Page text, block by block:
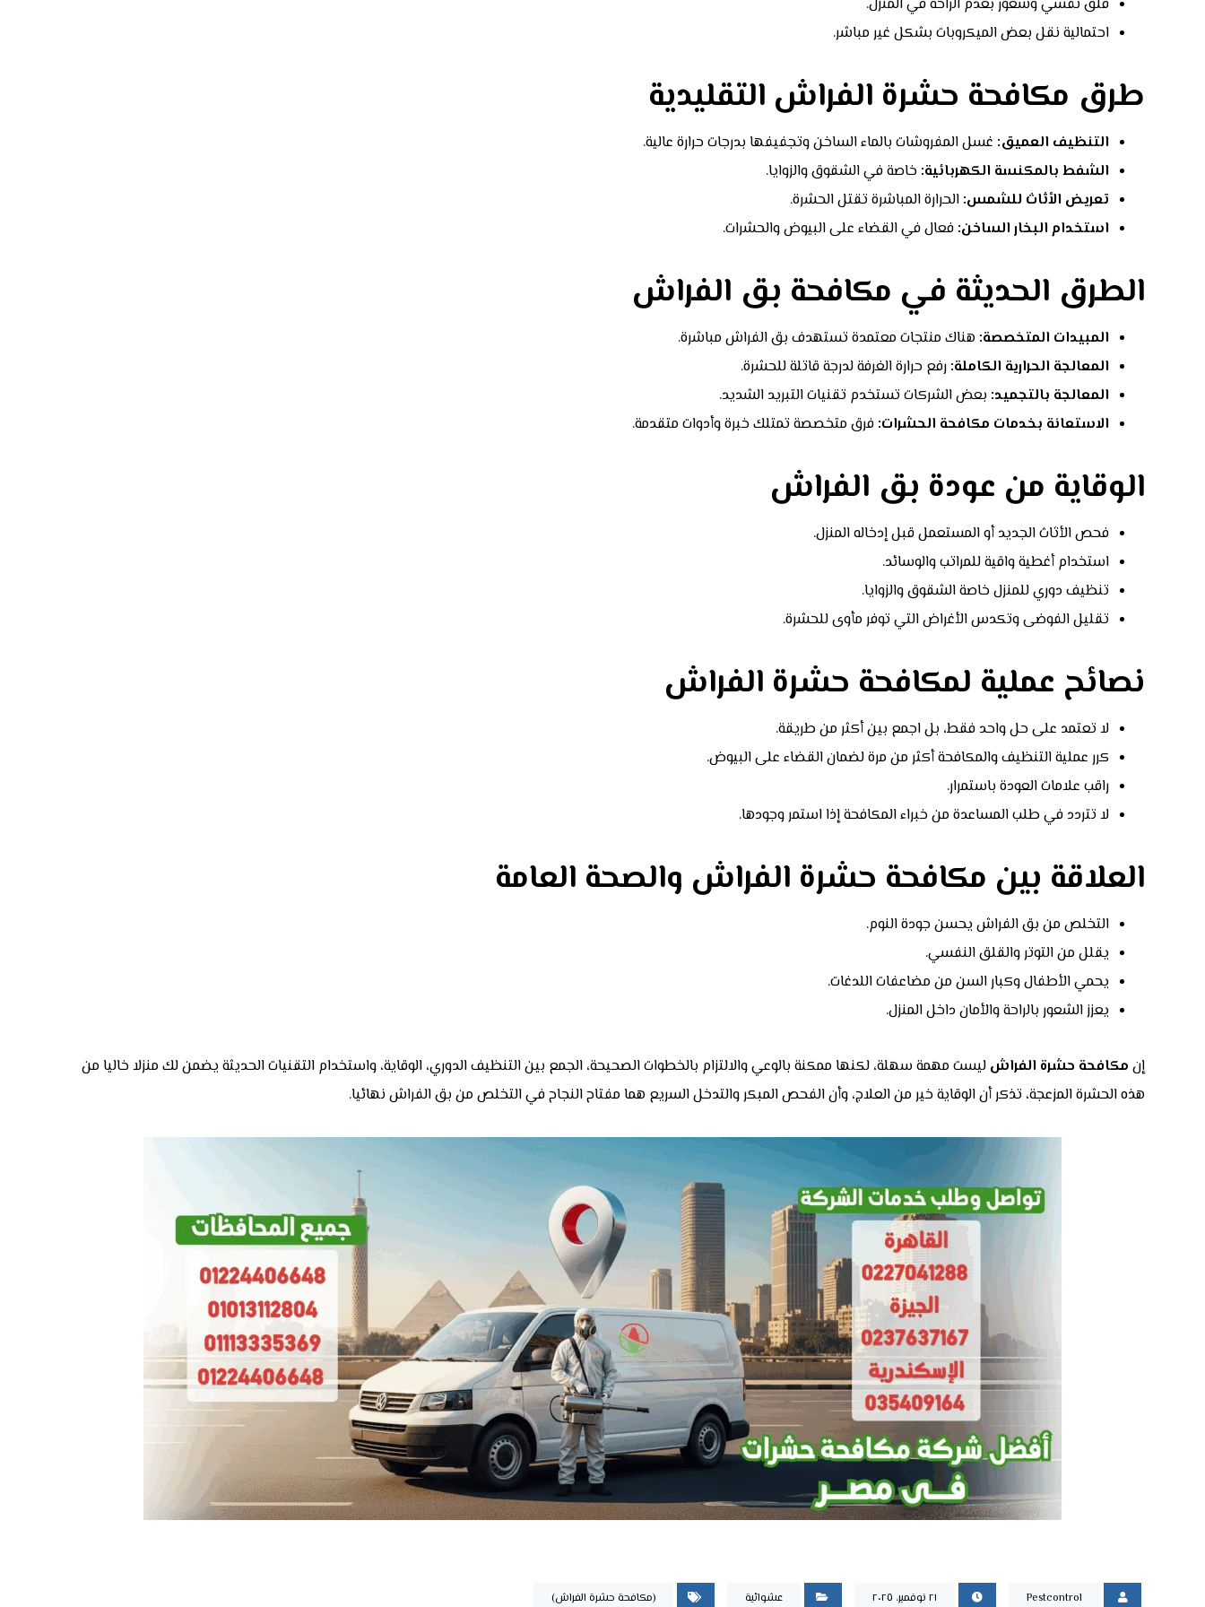
قلق نفسي وشعور بعدم الراحة في المنزل.
احتمالية نقل بعض الميكروبات بشكل غير مباشر.
طرق مكافحة حشرة الفراش التقليدية
التنظيف العميق: غسل المفروشات بالماء الساخن وتجفيفها بدرجات حرارة عالية.
الشفط بالمكنسة الكهربائية: خاصة في الشقوق والزوايا.
تعريض الأثاث للشمس: الحرارة المباشرة تقتل الحشرة.
استخدام البخار الساخن: فعال في القضاء على البيوض والحشرات.
الطرق الحديثة في مكافحة بق الفراش
المبيدات المتخصصة: هناك منتجات معتمدة تستهدف بق الفراش مباشرة.
المعالجة الحرارية الكاملة: رفع حرارة الغرفة لدرجة قاتلة للحشرة.
المعالجة بالتجميد: بعض الشركات تستخدم تقنيات التبريد الشديد.
الاستعانة بخدمات مكافحة الحشرات: فرق متخصصة تمتلك خبرة وأدوات متقدمة.
الوقاية من عودة بق الفراش
فحص الأثاث الجديد أو المستعمل قبل إدخاله المنزل.
استخدام أغطية واقية للمراتب والوسائد.
تنظيف دوري للمنزل خاصة الشقوق والزوايا.
تقليل الفوضى وتكدس الأغراض التي توفر مأوى للحشرة.
نصائح عملية لمكافحة حشرة الفراش
لا تعتمد على حل واحد فقط، بل اجمع بين أكثر من طريقة.
كرر عملية التنظيف والمكافحة أكثر من مرة لضمان القضاء على البيوض.
راقب علامات العودة باستمرار.
لا تتردد في طلب المساعدة من خبراء المكافحة إذا استمر وجودها.
العلاقة بين مكافحة حشرة الفراش والصحة العامة
التخلص من بق الفراش يحسن جودة النوم.
يقلل من التوتر والقلق النفسي.
يحمي الأطفال وكبار السن من مضاعفات اللدغات.
يعزز الشعور بالراحة والأمان داخل المنزل.
إن مكافحة حشرة الفراش ليست مهمة سهلة، لكنها ممكنة بالوعي والالتزام بالخطوات الصحيحة، الجمع بين التنظيف الدوري، الوقاية، واستخدام التقنيات الحديثة يضمن لك منزلا خاليا من
هذه الحشرة المزعجة، تذكر أن الوقاية خير من العلاج، وأن الفحص المبكر والتدخل السريع هما مفتاح النجاح في التخلص من بق الفراش نهائيا.
Pestcontrol ٢١ نوفمبر، ٢٠٢٥ عشوائية (مكافحة حشرة الفراش)